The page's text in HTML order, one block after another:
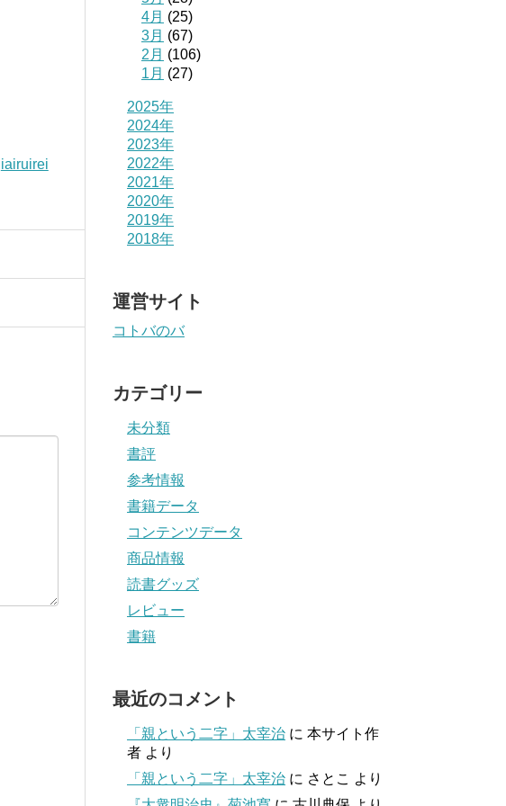
iairuirei
4月 (25)
3月 (67)
2月 (106)
1月 (27)
2025年
2024年
2023年
2022年
2021年
2020年
2019年
2018年
運営サイト
コトバのバ
カテゴリー
未分類
書評
参考情報
書籍データ
コンテンツデータ
商品情報
読書グッズ
レビュー
書籍
最近のコメント
「親という二字」太宰治 に 本サイト作
者 より
「親という二字」太宰治 に さとこ より